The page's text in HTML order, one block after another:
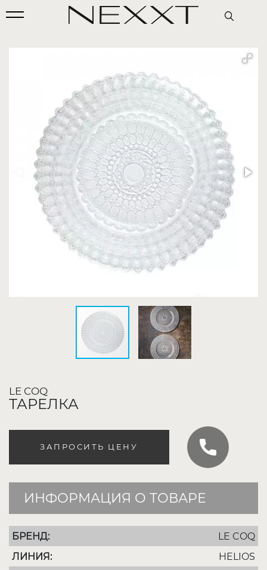
LE COQ
ТАРЕЛКА
ЗАПРОСИТЬ ЦЕНУ
ИНФОРМАЦИЯ О ТОВАРЕ
БРЕНД:
LE COQ
ЛИНИЯ:
HELIOS